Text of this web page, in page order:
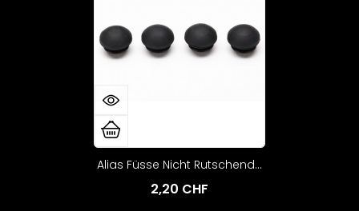
Alias Füsse Nicht Rutschend...
2,20 CHF